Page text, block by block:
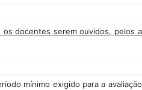
docentes serem ouvidos, pelos
mínimo exigido para a